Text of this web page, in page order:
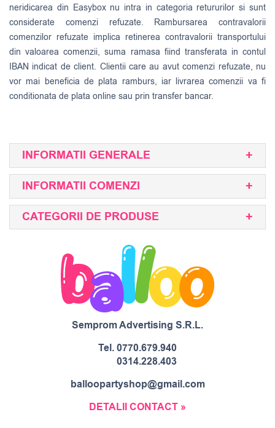
neridicarea din Easybox nu intra in categoria retururilor si sunt
considerate comenzi refuzate. Rambursarea contravalorii
comenzilor refuzate implica retinerea contravalorii transportului
din valoarea comenzii, suma ramasa fiind transferata in contul
IBAN indicat de client. Clientii care au avut comenzi refuzate, nu
vor mai beneficia de plata ramburs, iar livrarea comenzii va fi
conditionata de plata online sau prin transfer bancar.
INFORMATII GENERALE
INFORMATII COMENZI
CATEGORII DE PRODUSE
Semprom Advertising S.R.L.
Tel.0770.679.940
0314.228.403
balloopartyshop@gmail.com
DETALII CONTACT »